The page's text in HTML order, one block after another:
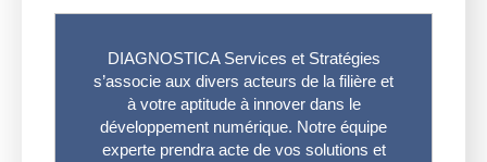
DIAGNOSTICA Services et Stratégies
s’associe aux divers acteurs de la filière et
à votre aptitude à innover dans le
développement numérique. Notre équipe
experte prendra acte de vos solutions et